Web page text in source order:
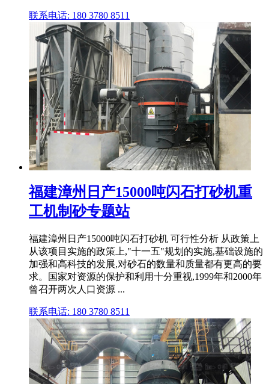
联系电话: 180 3780 8511
福建漳州日产15000吨闪石打砂机重
工机制砂专题站
福建漳州日产15000吨闪石打砂机 可行性分析 从政策上
从该项目实施的政策上,"十一五"规划的实施,基础设施的
加强和高科技的发展,对砂石的数量和质量都有更高的要
求。国家对资源的保护和利用十分重视,1999年和2000年
曾召开两次人口资源 ...
联系电话: 180 3780 8511